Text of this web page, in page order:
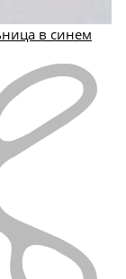
в синем